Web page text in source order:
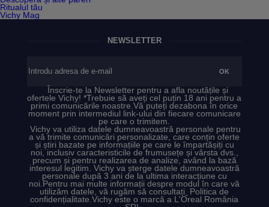
Ritualul tău
Vichy Mag
NEWSLETTER
Înscrie-te la Newsletter pentru a afla noutățile și
ofertele Vichy! *Trebuie să aveți cel puțin 18 ani pentru a
primi comunicările noastre.Vă puteți dezabona în orice
moment prin intermediul link-ului din fiecare comunicare
pe care o trimitem.
Vichy va utiliza datele dumneavoastră personale pentru
a vă trimite comunicări personalizate, care conțin oferte
și știri bazate pe informațiile pe care le împartășiți cu
noi, inclusiv caracteristicile de frumusețe și vârsta dvs.,
precum și pentru realizarea de analize, având la bază
interesul legitim. Vichy va șterge datele dumneavoastră
personale după 3 ani de la ultima interacțiune cu
noi. Pentru mai multe informații despre modul în care vă
utilizăm datele, vă rugăm să consultați
Politica de
confidențialitate.Vichy este o marcă a L'Oreal România